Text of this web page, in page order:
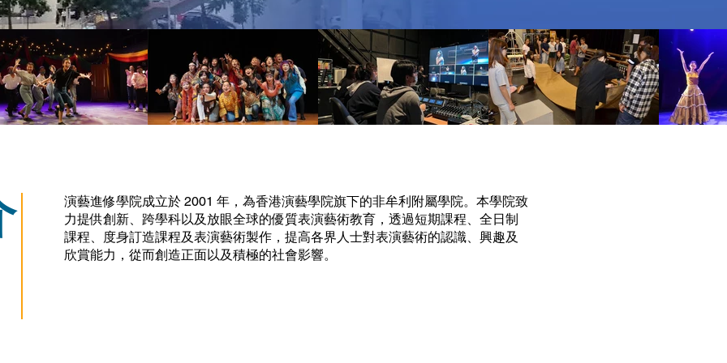
演藝進修學院成立於 2001 年，為香港演藝學院旗下的非牟利附屬學院。本學院致
力提供創新、跨學科以及放眼全球的優質表演藝術教育，透過短期課程、全日制
課程、度身訂造課程及表演藝術製作，提高各界人士對表演藝術的認識、興趣及
欣賞能力，從而創造正面以及積極的社會影響。